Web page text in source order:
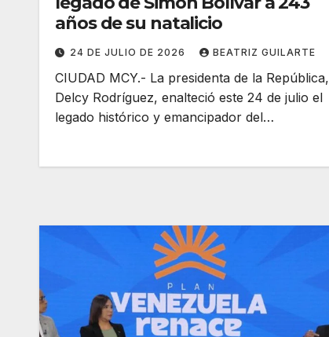
años de su natalicio
24 DE JULIO DE 2026 BEATRIZ GUILARTE
CIUDAD MCY.- La presidenta de la República,
Delcy Rodríguez, enalteció este 24 de julio el
legado histórico y emancipador del…